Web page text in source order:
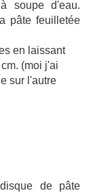
soupe d'eau.
pâte feuilletée
en laissant
(moi j'ai
sur l'autre
de pâte